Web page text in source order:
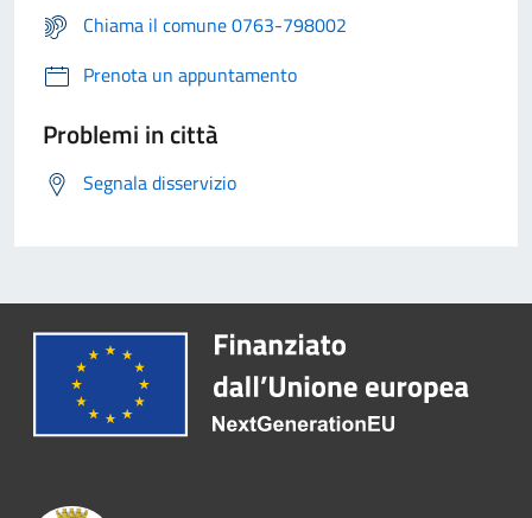
Chiama il comune 0763-798002
Prenota un appuntamento
Problemi in città
Segnala disservizio